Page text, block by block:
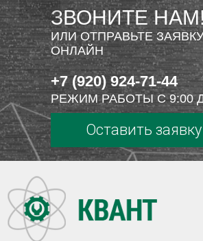
ЗВОНИТЕ
ИЛИ ОТПРАВЬТЕ ЗАЯВКУ
ОНЛАЙН
+7 (920) 924-71-44
РЕЖИМ РАБОТЫ С 9:00
Оставить заявку